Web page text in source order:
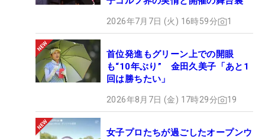
2026年7月7日 (火) 16時59分 1
首位発進もグリーン上での開眼
も“10年ぶり” 金田久美子「あと1
回は勝ちたい」
2026年8月7日 (金) 17時29分 19
女子プロたちが過ごしたオープンウ